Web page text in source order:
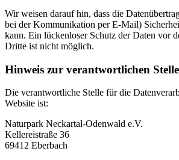
Wir weisen darauf hin, dass die
bei der Kommunikation per E-Mail)
kann. Ein lückenloser Schutz der Daten vor
Dritte ist nicht möglich.
Hinweis zur verantwortlichen Stelle
Die verantwortliche Stelle für die
Website ist:
Naturpark Neckartal-Odenwald e.V.
Kellereistraße 36
69412 Eberbach